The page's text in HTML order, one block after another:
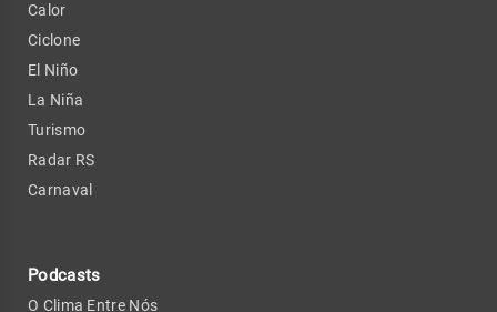
Calor
Ciclone
El Niño
La Niña
Turismo
Radar RS
Carnaval
Podcasts
O Clima Entre Nós